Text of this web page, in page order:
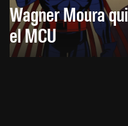
Wagner Moura
el MCU